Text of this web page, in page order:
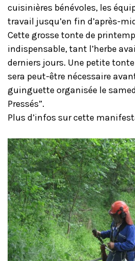
cuisinières bénévoles, les
travail jusqu’en fin d’après-
Cette grosse tonte de
indispensable, tant l’herbe
derniers jours. Une petite
sera peut-être nécessaire
guinguette organisée le
Pressés”.
Plus d’infos sur cette